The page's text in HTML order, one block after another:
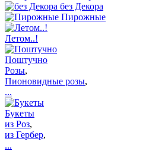
без Декора
Пирожные
Летом..!
Поштучно
Розы,
Пионовидные розы,
...
Букеты
из Роз,
из Гербер,
...